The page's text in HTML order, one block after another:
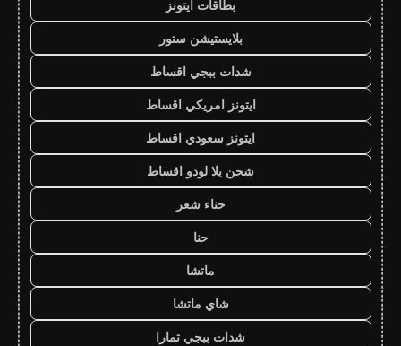
بطاقات ايتونز
بلايستيشن ستور
شدات ببجي اقساط
ايتونز امريكي اقساط
ايتونز سعودي اقساط
شحن يلا لودو اقساط
حناء شعر
حنا
ماتشا
شاي ماتشا
شدات ببجي تمارا